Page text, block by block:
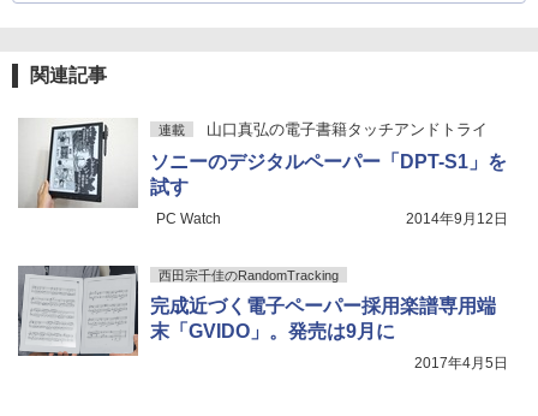
関連記事
連載 山口真弘の電子書籍タッチアンドトライ
ソニーのデジタルペーパー「DPT-S1」を
試す
PC Watch 2014年9月12日
西田宗千佳のRandomTracking
完成近づく電子ペーパー採用楽譜専用端
末「GVIDO」。発売は9月に
2017年4月5日